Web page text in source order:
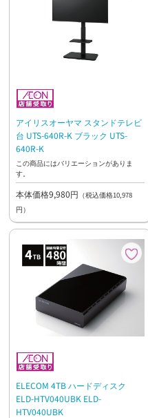
アイリスオーヤマ スタンドテレビ
台 UTS-640R-K ブラック UTS-
640R-K
この商品にはバリエーションがありま
す。
本体価格9,980円 （税込価格10,978
円）
ELECOM 4TB ハードディスク
ELD-HTV040UBK ELD-
HTV040UBK